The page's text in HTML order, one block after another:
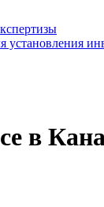
установления
в